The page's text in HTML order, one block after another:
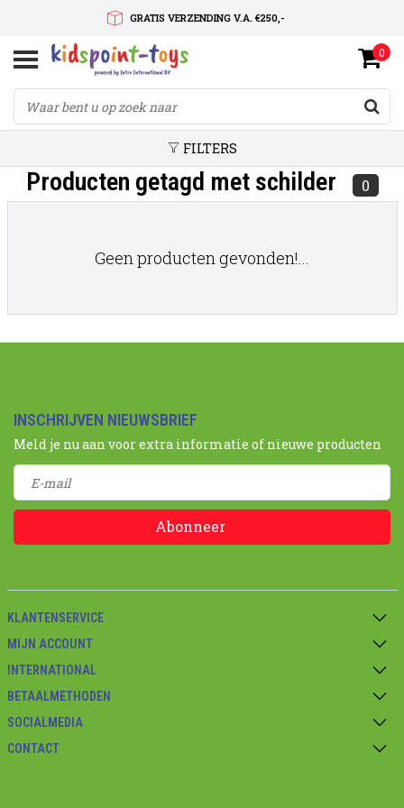
GRATIS VERZENDING V.A. €250,-
SNELLE LEVERTIJD
SERVICE OP MAAT
0
FILTERS
Producten getagd met schilder 0
Geen producten gevonden!...
INSCHRIJVEN NIEUWSBRIEF
Meld je nu aan voor extra informatie of nieuwe producten
Abonneer
KLANTENSERVICE
MIJN ACCOUNT
INTERNATIONAL
BETAALMETHODEN
SOCIALMEDIA
CONTACT